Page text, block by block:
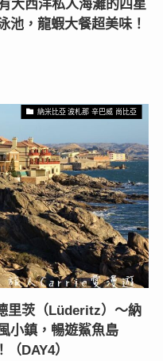
大西洋私人海灘的四星
池，龍蝦大餐超美味！
納米比亞 波札那 辛巴威 尚比亞
里茨（Lüderitz）〜納
小鎮，暢遊鯊魚島
DAY4）